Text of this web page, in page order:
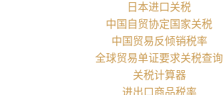
日本进口关税
中国自贸协定国家关税
中国贸易反倾销税率
全球贸易单证要求关税查询
关税计算器
进出口商品税率